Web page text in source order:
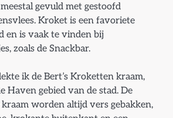
gevuld met gestoofd
Kroket is een favoriete
en is vaak te vinden bij
zoals de Snackbar.
ik de Bert’s Kroketten kraam,
Haven gebied van de stad. De
worden altijd vers gebakken,